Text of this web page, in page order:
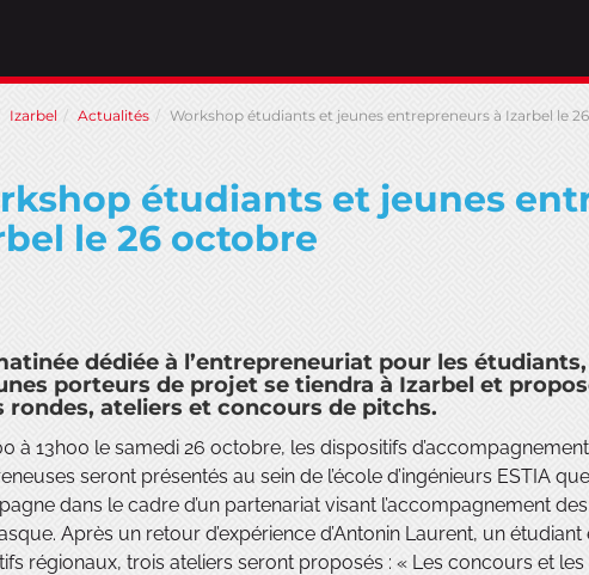
Izarbel Actualités Workshop étudiants et jeunes entrepreneurs à Izarbel le
étudiants et jeunes
le 26 octobre
dédiée à l’entrepreneuriat pour les
porteurs de projet se tiendra à Izarbel et
rondes, ateliers et concours de pitchs.
à 13h00 le samedi 26 octobre, les dispositifs
seront présentés au sein de l’école d’ingénieurs ESTIA
dans le cadre d’un partenariat visant l’accompagnement
Après un retour d’expérience d’Antonin Laurent, un
régionaux, trois ateliers seront proposés : « Les concours et